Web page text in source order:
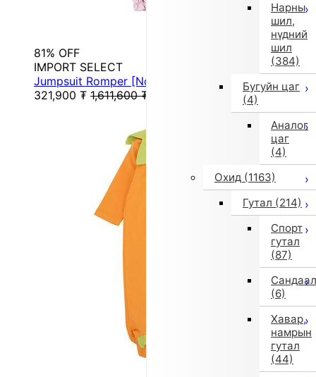
Нарны
шил,
нүдний
шил
(384)
Бугуйн цаг
(4)
Аналог
цаг
(4)
Охид (1163)
Гутал (214)
Спорт
гутал
(87)
Сандаал
(6)
Хавар,
намрын
гутал
(44)
81% OFF
IMPORT SELECT
Jumpsuit Romper [Non-returnable item] (Pink)
321,900 ₮ 1,611,600 ₮